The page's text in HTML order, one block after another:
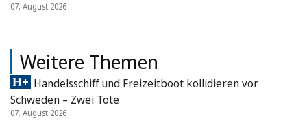
07. August 2026
Weitere Themen
Handelsschiff und Freizeitboot kollidieren vor
Schweden – Zwei Tote
07. August 2026